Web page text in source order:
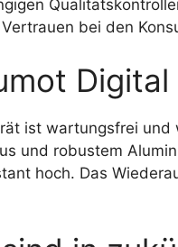
bei den
Digital
ist wartungsfrei und
und robustem
hoch. Das